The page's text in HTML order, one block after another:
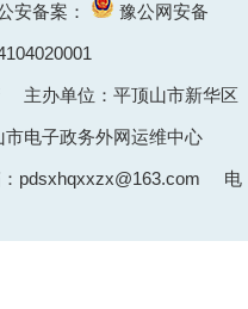
备案： 豫公网安备
主办单位：平顶山市新华区
电子政务外网运维中心
pdsxhqxxzx@163.com 电